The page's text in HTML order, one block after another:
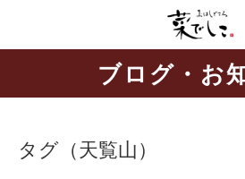
ブログ・お
タグ（天覧山）